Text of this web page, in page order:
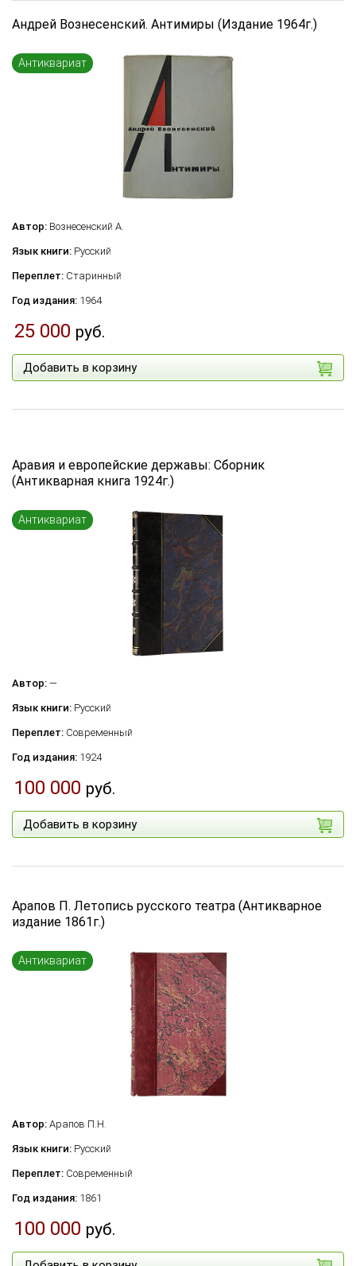
Андрей Вознесенский. Антимиры (Издание 1964г.)
Антиквариат
Автор: Вознесенский А.
Язык книги: Русский
Переплет: Старинный
Год издания: 1964
25 000 руб.
Добавить в корзину
Аравия и европейские державы: Сборник
(Антикварная книга 1924г.)
Антиквариат
Автор: —
Язык книги: Русский
Переплет: Современный
Год издания: 1924
100 000 руб.
Добавить в корзину
Арапов П. Летопись русского театра (Антикварное
издание 1861г.)
Антиквариат
Автор: Арапов П.Н.
Язык книги: Русский
Переплет: Современный
Год издания: 1861
100 000 руб.